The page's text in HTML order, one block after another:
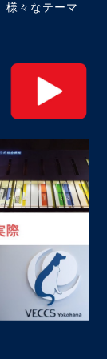
様々なテーマ